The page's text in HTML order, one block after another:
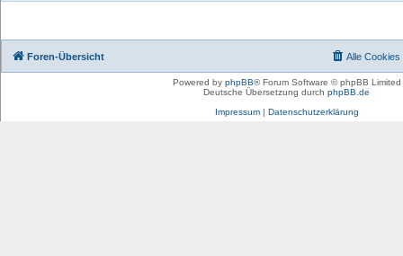
Foren-Übersicht Alle Cookies
Powered by phpBB® Forum Software © phpBB Limited
Deutsche Übersetzung durch phpBB.de
Impressum| Datenschutzerklärung